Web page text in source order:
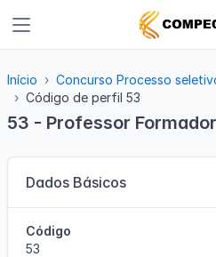
Início
Concurso Processo
Código de perfil 53
53 - Professor
Dados Básicos
Código
53